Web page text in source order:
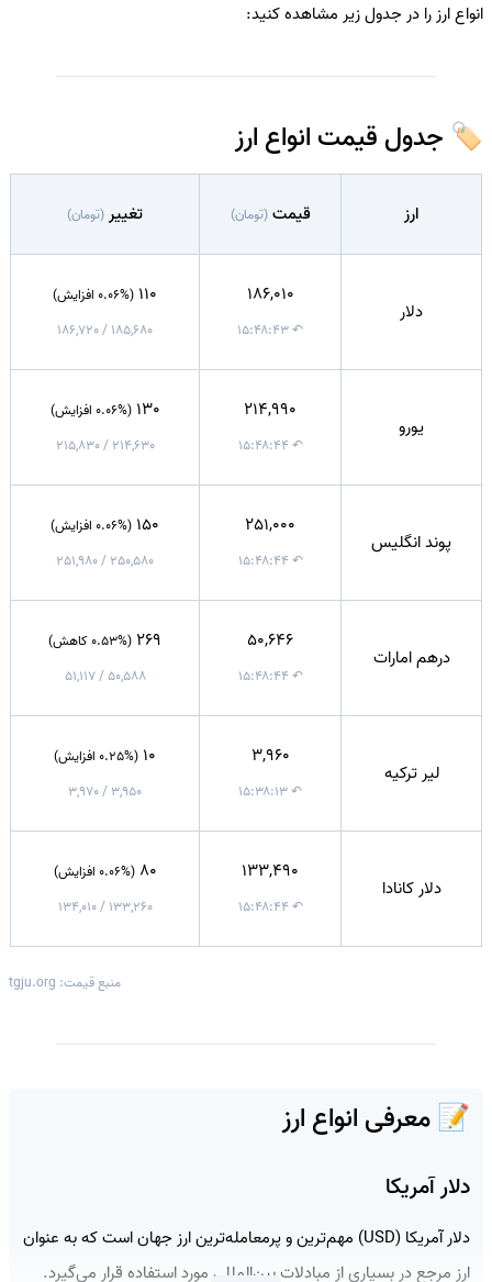
انواع ارز را در جدول زیر مشاهده کنید:
🏷️ جدول قیمت انواع ارز
ارز قیمت(تومان) تغییر (تومان)
دلار
186,010
↶ ۱۵:۴۸:۴۳
110 (0.06% افزایش)
185,680 / 186,720
یورو
214,990
↶ ۱۵:۴۸:۴۴
130 (0.06% افزایش)
214,630 / 215,830
پوند انگلیس
251,000
↶ ۱۵:۴۸:۴۴
150 (0.06% افزایش)
250,580 / 251,980
درهم امارات
50,646
↶ ۱۵:۴۸:۴۴
269 (0.53% کاهش)
50,588 / 51,117
لیر ترکیه
3,960
↶ ۱۵:۳۸:۱۳
10 (0.25% افزایش)
3,950 / 3,970
دلار کانادا
133,490
↶ ۱۵:۴۸:۴۴
80 (0.06% افزایش)
133,260 / 134,010
منبع قیمت: tgju.org
📝 معرفی انواع ارز
دلار آمریکا
دلار آمریکا (USD) مهم‌ترین و پرمعامله‌ترین ارز جهان است که به عنوان
ارز مرجع در بسیاری از مبادلات بین‌المللی مورد استفاده قرار می‌گیرد.